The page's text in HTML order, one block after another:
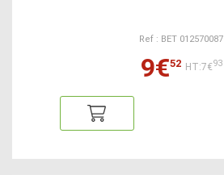
Ref : BET 012570087
9€52 HT:7€93